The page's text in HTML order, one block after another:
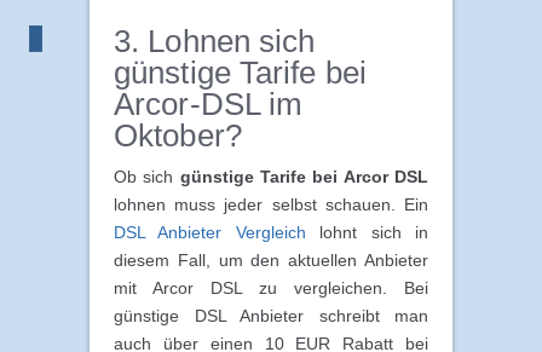
3. Lohnen sich
günstige Tarife bei
Arcor-DSL im
Oktober?
Ob sich günstige Tarife bei Arcor DSL
lohnen muss jeder selbst schauen. Ein
DSL Anbieter Vergleich lohnt sich in
diesem Fall, um den aktuellen Anbieter
mit Arcor DSL zu vergleichen. Bei
günstige DSL Anbieter schreibt man
auch über einen 10 EUR Rabatt bei